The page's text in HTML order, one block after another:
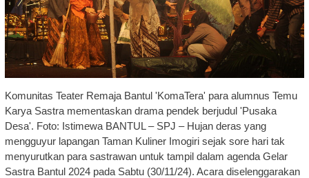
Komunitas Teater Remaja Bantul 'KomaTera' para alumnus Temu
Karya Sastra mementaskan drama pendek berjudul 'Pusaka
Desa'. Foto: Istimewa BANTUL – SPJ – Hujan deras yang
mengguyur lapangan Taman Kuliner Imogiri sejak sore hari tak
menyurutkan para sastrawan untuk tampil dalam agenda Gelar
Sastra Bantul 2024 pada Sabtu (30/11/24). Acara diselenggarakan